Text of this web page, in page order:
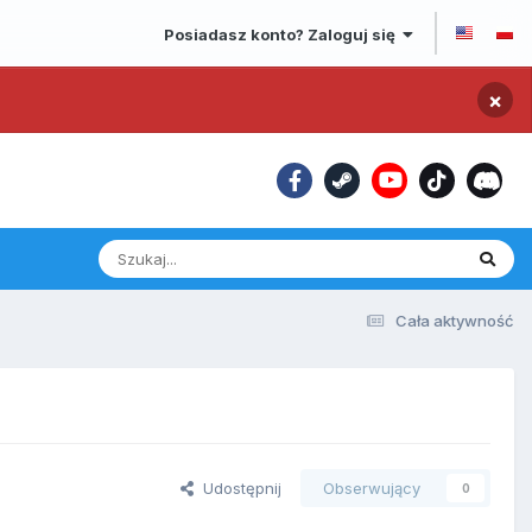
Posiadasz konto? Zaloguj się
×
Cała aktywność
Udostępnij Obserwujący 0